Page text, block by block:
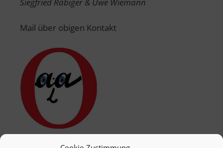
Mail über obigen Kontakt